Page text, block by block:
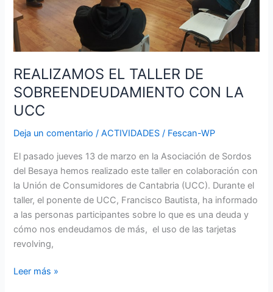
REALIZAMOS EL TALLER DE
SOBREENDEUDAMIENTO CON LA
UCC
Deja un comentario /ACTIVIDADES / Fescan-WP
El pasado jueves 13 de marzo en la Asociación de Sordos
del Besaya hemos realizado este taller en colaboración con
la Unión de Consumidores de Cantabria (UCC). Durante el
taller, el ponente de UCC, Francisco Bautista, ha informado
a las personas participantes sobre lo que es una deuda y
cómo nos endeudamos de más, el uso de las tarjetas
revolving,
Leer más »